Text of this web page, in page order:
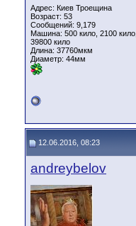
Адрес: Киев Троещина
Возраст: 53
Сообщений: 9,179
Машина: 500 кило, 2100 кило,
39800 кило
Длина: 37760мкм
Диаметр: 44мм
12.06.2016, 08:23
andreybelov